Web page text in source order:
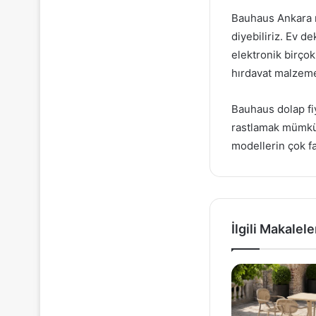
Bauhaus
diyebiliriz. Ev
elektronik birçok
hırdavat
Bauhaus dolap
rastlamak
modellerin çok
İlgili